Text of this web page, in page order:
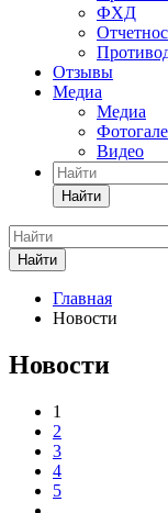
ФХД
Отзывы
Медиа
Медиа
Видео
Найти
Найти
Главная
Новости
Новости
1
2
3
4
5